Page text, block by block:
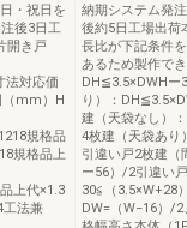
・祝日を
後3日工
開き戸
法対応価
（mm）H
規格品
規格品上
上代×1.3
工法兼
納期システム発
後約5日工場出荷
長比が下記条件
あるため製作で
DH≦3.5×DWHー
り）：
建（天袋なし）
4枚建（天袋あり
引違い戸2枚建
ー56）/2引違い
30≦（3.5×W+28
DW=（W−16）/